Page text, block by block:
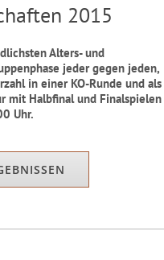
2015
Alters- und
jeder gegen jeden,
in einer KO-Runde und als
mit Halbfinal und Finalspielen
Uhr.